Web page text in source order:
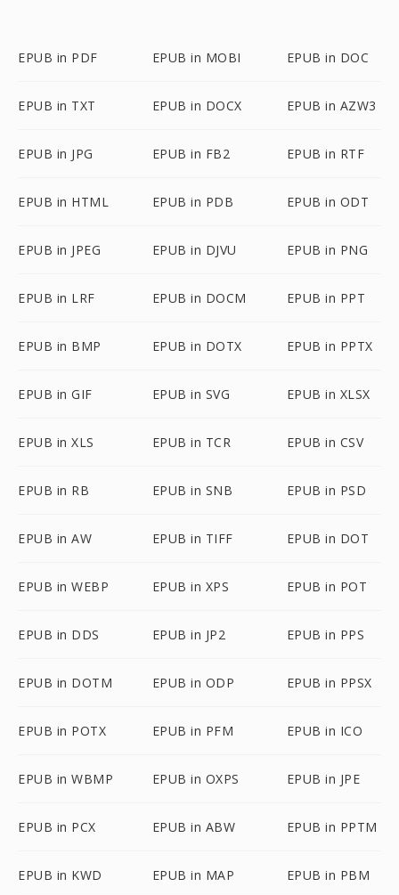
EPUB in PDF EPUB in MOBI EPUB in DOC
EPUB in TXT EPUB in DOCX EPUB in AZW3
EPUB in JPG EPUB in FB2 EPUB in RTF
EPUB in HTML EPUB in PDB EPUB in ODT
EPUB in JPEG EPUB in DJVU EPUB in PNG
EPUB in LRF EPUB in DOCM EPUB in PPT
EPUB in BMP EPUB in DOTX EPUB in PPTX
EPUB in GIF EPUB in SVG EPUB in XLSX
EPUB in XLS EPUB in TCR EPUB in CSV
EPUB in RB EPUB in SNB EPUB in PSD
EPUB in AW EPUB in TIFF EPUB in DOT
EPUB in WEBP EPUB in XPS EPUB in POT
EPUB in DDS EPUB in JP2 EPUB in PPS
EPUB in DOTM EPUB in ODP EPUB in PPSX
EPUB in POTX EPUB in PFM EPUB in ICO
EPUB in WBMP EPUB in OXPS EPUB in JPE
EPUB in PCX EPUB in ABW EPUB in PPTM
EPUB in KWD EPUB in MAP EPUB in PBM